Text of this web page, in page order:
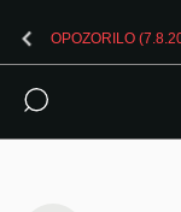
OPOZORILO